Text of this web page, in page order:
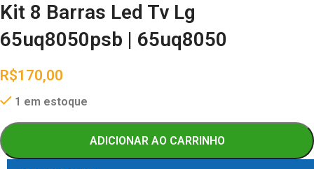
Kit 8 Barras Led Tv Lg
65uq8050psb | 65uq8050
R$170,00
1 em estoque
ADICIONAR AO CARRINHO